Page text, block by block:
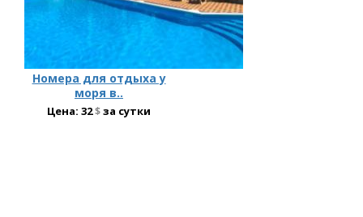
Номера для отдыха у
моря в..
Цена: 32$за сутки